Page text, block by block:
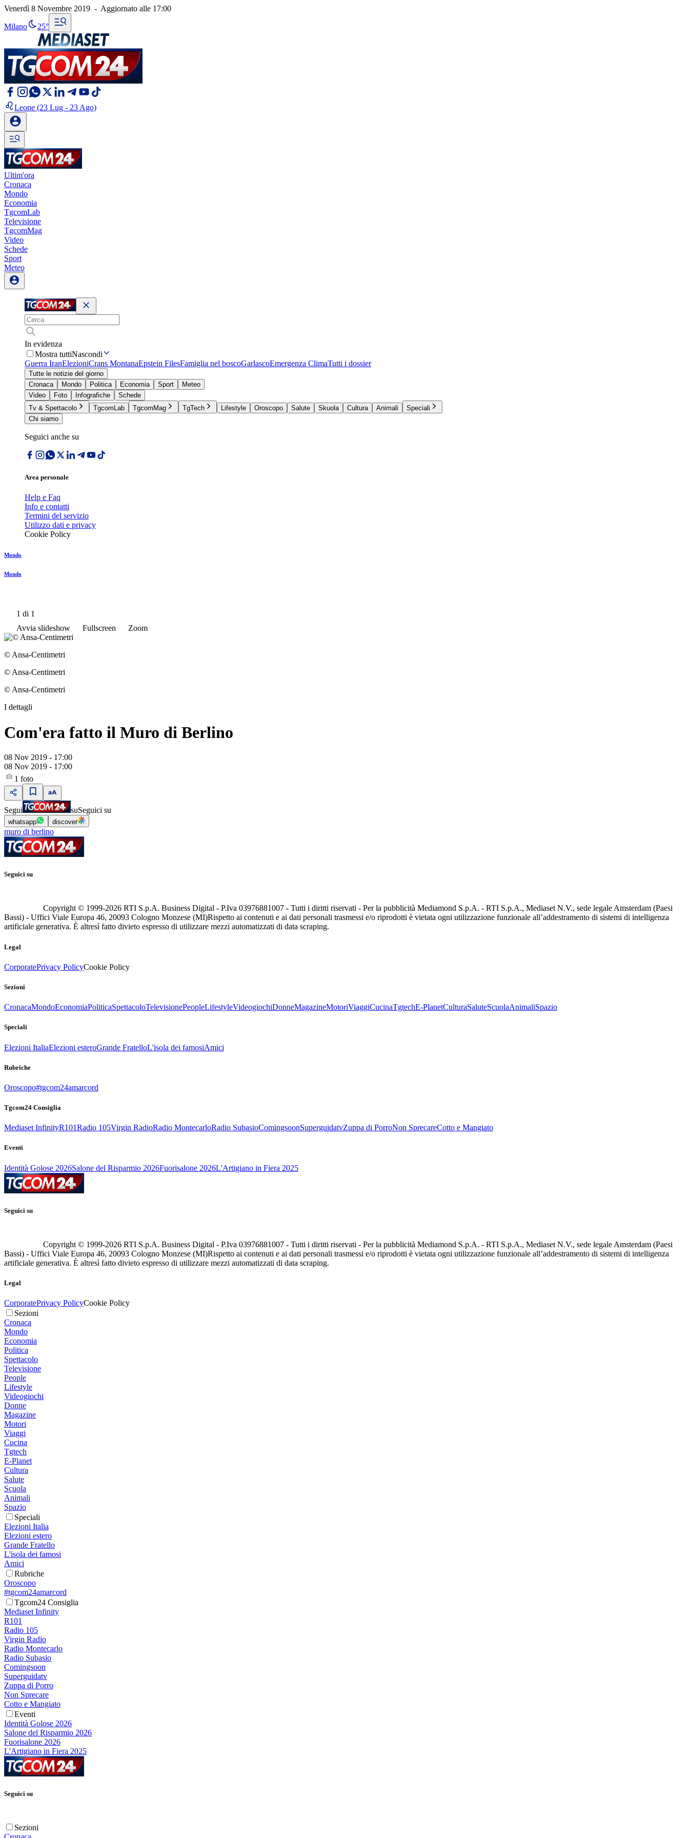
Venerdì 8 Novembre 2019 - Aggiornato alle 17:00
Milano 25°
Leone (23 Lug - 23 Ago)
Ultim'ora
Cronaca
Mondo
Economia
TgcomLab
Televisione
TgcomMag
Video
Schede
Sport
Meteo
In evidenza
Mostra tuttiNascondi
Guerra IranElezioniCrans MontanaEpstein FilesFamiglia nel boscoGarlascoEmergenza ClimaTutti i dossier
Tutte le notizie del giorno
Cronaca
Mondo Politica Economia Sport
Meteo
Video
Foto Infografiche
Schede
Tv & Spettacolo
TgcomLab TgcomMag TgTech Lifestyle Oroscopo Salute Skuola Cultura Animali
Speciali
Chi siamo
Seguici anche su
Area personale
Help e Faq
Info e contatti
Termini del servizio
Utilizzo dati e privacy
Cookie Policy
Mondo
Mondo
1 di 1
Avvia slideshow
Fullscreen Zoom
© Ansa-Centimetri
© Ansa-Centimetri
© Ansa-Centimetri
I dettagli
Com'era fatto il Muro di Berlino
08 Nov 2019 - 17:00
08 Nov 2019 - 17:00
1 foto
Segui suSeguici su
whatsapp discover
muro di berlino
Seguici su
Copyright © 1999-2026 RTI S.p.A. Business Digital - P.Iva 03976881007 - Tutti i diritti riservati - Per la pubblicità Mediamond S.p.A. - RTI S.p.A., Mediaset N.V., sede legale Amsterdam (Paesi
Bassi) - Uffici Viale Europa 46, 20093 Cologno Monzese (MI)Rispetto ai contenuti e ai dati personali trasmessi e/o riprodotti è vietata ogni utilizzazione funzionale all’addestramento di sistemi di intelligenza
artificiale generativa. È altresì fatto divieto espresso di utilizzare mezzi automatizzati di data scraping.
Legal
CorporatePrivacy PolicyCookie Policy
Sezioni
CronacaMondoEconomiaPoliticaSpettacoloTelevisionePeopleLifestyleVideogiochiDonneMagazineMotoriViaggiCucinaTgtechE-PlanetCulturaSaluteScuolaAnimaliSpazio
Speciali
Elezioni ItaliaElezioni esteroGrande FratelloL'isola dei famosiAmici
Rubriche
Oroscopo#tgcom24amarcord
Tgcom24 Consiglia
Mediaset InfinityR101Radio 105Virgin RadioRadio MontecarloRadio SubasioComingsoonSuperguidatvZuppa di PorroNon SprecareCotto e Mangiato
Eventi
Identità Golose 2026Salone del Risparmio 2026Fuorisalone 2026L'Artigiano in Fiera 2025
Seguici su
Copyright © 1999-2026 RTI S.p.A. Business Digital - P.Iva 03976881007 - Tutti i diritti riservati - Per la pubblicità Mediamond S.p.A. - RTI S.p.A., Mediaset N.V., sede legale Amsterdam (Paesi
Bassi) - Uffici Viale Europa 46, 20093 Cologno Monzese (MI)Rispetto ai contenuti e ai dati personali trasmessi e/o riprodotti è vietata ogni utilizzazione funzionale all’addestramento di sistemi di intelligenza
artificiale generativa. È altresì fatto divieto espresso di utilizzare mezzi automatizzati di data scraping.
Legal
CorporatePrivacy PolicyCookie Policy
Sezioni
Cronaca
Mondo
Economia
Politica
Spettacolo
Televisione
People
Lifestyle
Videogiochi
Donne
Magazine
Motori
Viaggi
Cucina
Tgtech
E-Planet
Cultura
Salute
Scuola
Animali
Spazio
Speciali
Elezioni Italia
Elezioni estero
Grande Fratello
L'isola dei famosi
Amici
Rubriche
Oroscopo
#tgcom24amarcord
Tgcom24 Consiglia
Mediaset Infinity
R101
Radio 105
Virgin Radio
Radio Montecarlo
Radio Subasio
Comingsoon
Superguidatv
Zuppa di Porro
Non Sprecare
Cotto e Mangiato
Eventi
Identità Golose 2026
Salone del Risparmio 2026
Fuorisalone 2026
L'Artigiano in Fiera 2025
Seguici su
Sezioni